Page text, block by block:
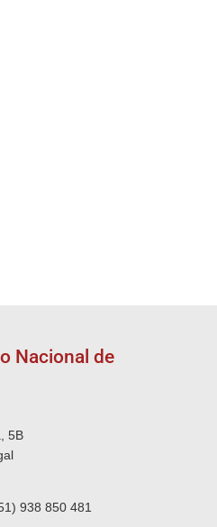
Nacional de
5B
938 850 481